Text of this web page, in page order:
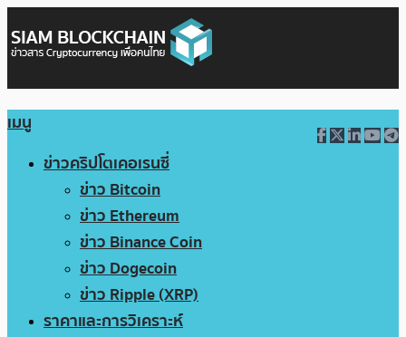
เมนู
ข่าวคริปโตเคอเรนซี่
ข่าว Bitcoin
ข่าว Ethereum
ข่าว Binance Coin
ข่าว Dogecoin
ข่าว Ripple (XRP)
ราคาและการวิเคราะห์